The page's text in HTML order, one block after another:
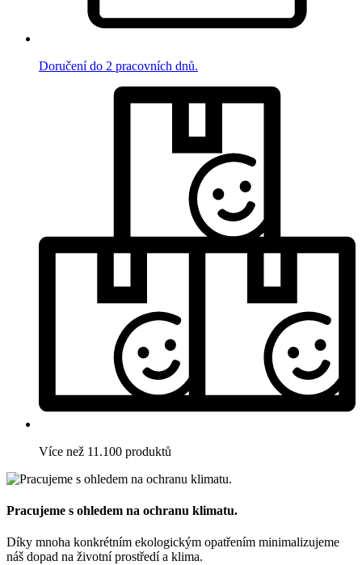
Doručení do 2 pracovních dnů.
Více než 11.100 produktů
Pracujeme s ohledem na ochranu klimatu.
Díky mnoha konkrétním ekologickým opatřením minimalizujeme
náš dopad na životní prostředí a klima.